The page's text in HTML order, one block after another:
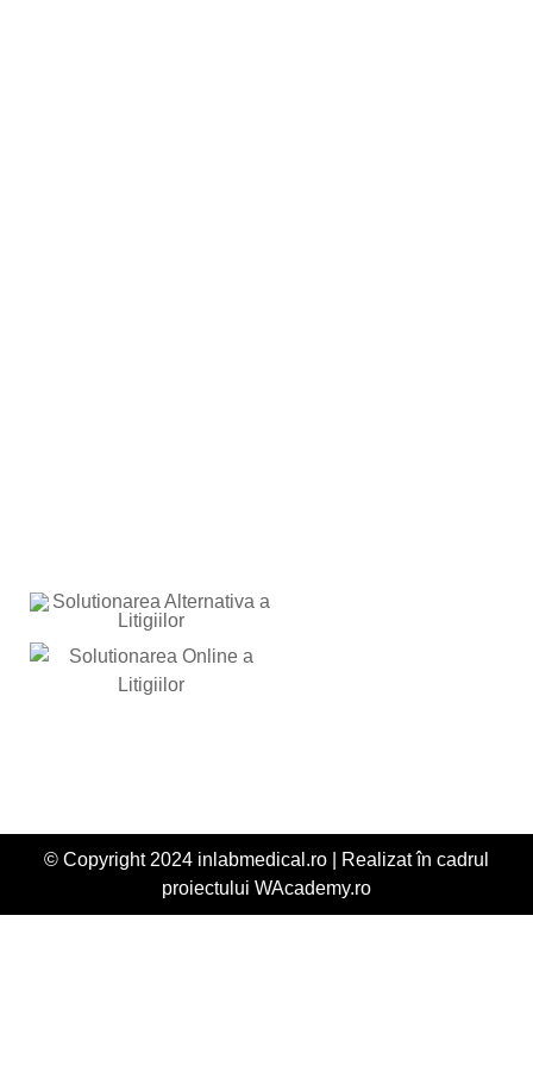
© Copyright 2024 inlabmedical.ro | Realizat în cadrul
proiectului WAcademy.ro